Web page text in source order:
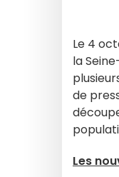
Le 4
la
de
Les